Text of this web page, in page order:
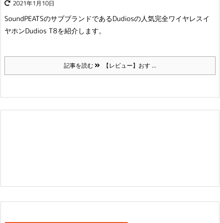
2021年1月10日
SoundPEATSのサブブランドであるDudiosの人気完全ワイヤレスイ
ヤホンDudios T8を紹介します。
記事を読む 【レビュー】おす ...